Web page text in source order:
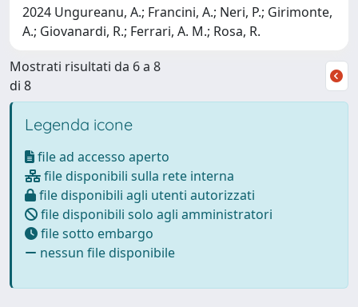
2024 Ungureanu, A.; Francini, A.; Neri, P.; Girimonte,
A.; Giovanardi, R.; Ferrari, A. M.; Rosa, R.
Mostrati risultati da 6 a 8
di 8
Legenda icone
file ad accesso aperto
file disponibili sulla rete interna
file disponibili agli utenti autorizzati
file disponibili solo agli amministratori
file sotto embargo
nessun file disponibile